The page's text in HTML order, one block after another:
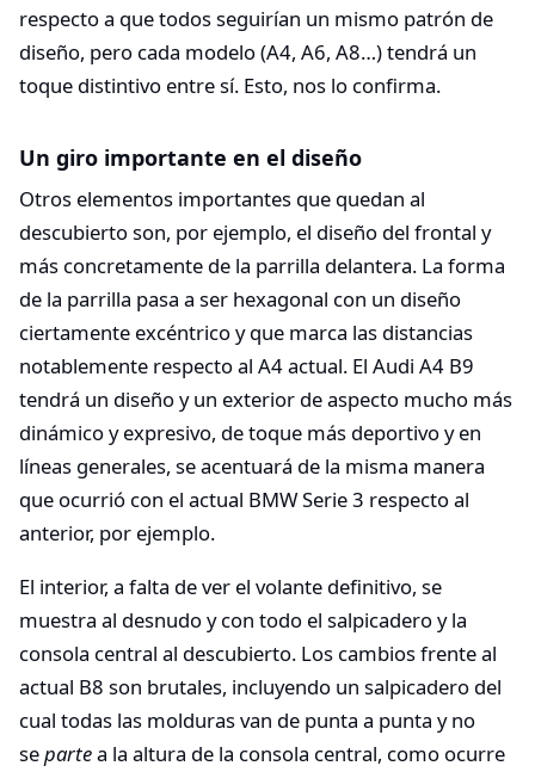
respecto a que todos seguirían un mismo patrón de
diseño, pero cada modelo (A4, A6, A8…) tendrá un
toque distintivo entre sí. Esto, nos lo confirma.
Un giro importante en el diseño
Otros elementos importantes que quedan al
descubierto son, por ejemplo, el diseño del frontal y
más concretamente de la parrilla delantera. La forma
de la parrilla pasa a ser hexagonal con un diseño
ciertamente excéntrico y que marca las distancias
notablemente respecto al A4 actual. El Audi A4 B9
tendrá un diseño y un exterior de aspecto mucho más
dinámico y expresivo, de toque más deportivo y en
líneas generales, se acentuará de la misma manera
que ocurrió con el actual BMW Serie 3 respecto al
anterior, por ejemplo.
El interior, a falta de ver el volante definitivo, se
muestra al desnudo y con todo el salpicadero y la
consola central al descubierto. Los cambios frente al
actual B8 son brutales, incluyendo un salpicadero del
cual todas las molduras van de punta a punta y no
separtea la altura de la consola central, como ocurre